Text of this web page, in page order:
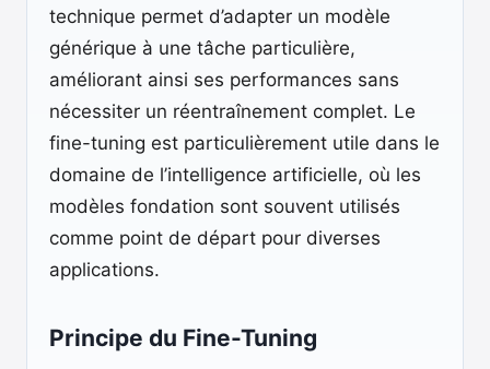
technique permet d’adapter un modèle
générique à une tâche particulière,
améliorant ainsi ses performances sans
nécessiter un réentraînement complet. Le
fine-tuning est particulièrement utile dans le
domaine de l’intelligence artificielle, où les
modèles fondation sont souvent utilisés
comme point de départ pour diverses
applications.
Principe du Fine-Tuning